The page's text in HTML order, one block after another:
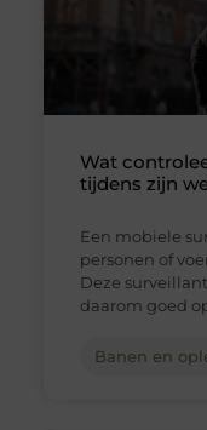
Wat
tijdens zijn
Een mobiele
personen of
Deze
daarom goed
Banen en